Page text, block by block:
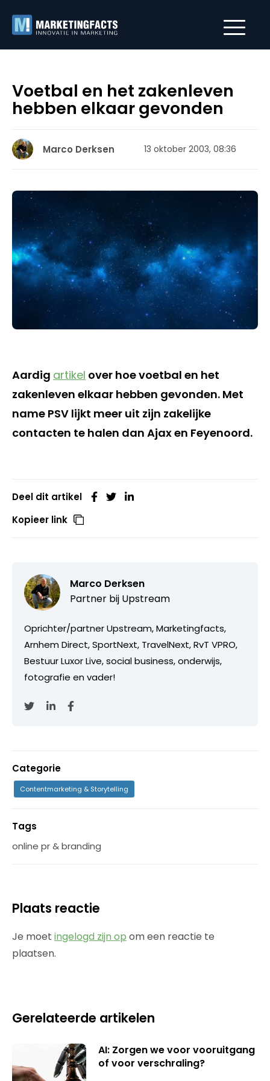
Voetbal en het zakenleven
hebben elkaar gevonden
Marco Derksen 13 oktober 2003, 08:36
Aardig artikel over hoe voetbal en het
zakenleven elkaar hebben gevonden. Met
name PSV lijkt meer uit zijn zakelijke
contacten te halen dan Ajax en Feyenoord.
Deel dit artikel
Kopieer link
Marco Derksen
Partner bij Upstream
Oprichter/partner Upstream, Marketingfacts,
Arnhem Direct, SportNext, TravelNext, RvT VPRO,
Bestuur Luxor Live, social business, onderwijs,
fotografie en vader!
Categorie
Contentmarketing & Storytelling
Tags
online pr & branding
Plaats reactie
Je moet ingelogd zijn op om een reactie te
plaatsen.
Gerelateerde artikelen
AI: Zorgen we voor vooruitgang
of voor verschraling?